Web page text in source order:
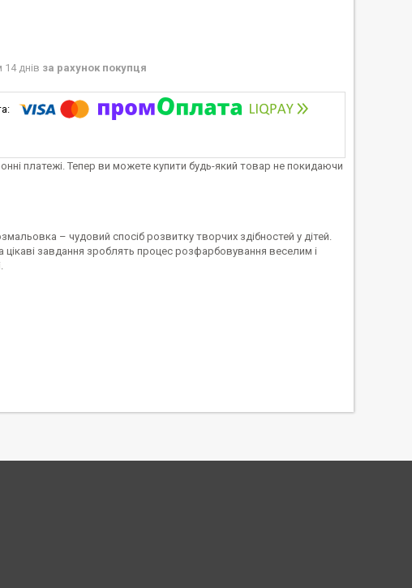
днів за рахунок покупця
платежі. Тепер ви можете купити будь-який товар не покидаючи
– чудовий спосіб розвитку творчих здібностей у дітей.
завдання зроблять процес розфарбовування веселим і